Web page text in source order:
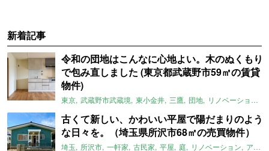
新着記事
令和の団地はこんなに心地よい。木のぬくもり
で包み直しました (東京都武蔵野市59㎡の賃貸
物件)
東京 武蔵野市武蔵境 東小金井 三鷹 団地 リノベーション
古くて新しい、かわいい平屋で陽だまりのよう
な日々を。（埼玉県所沢市68㎡の売買物件）
埼玉 所沢市 一軒家 古民家 平屋 庭 リノベーション アメリカンハウス